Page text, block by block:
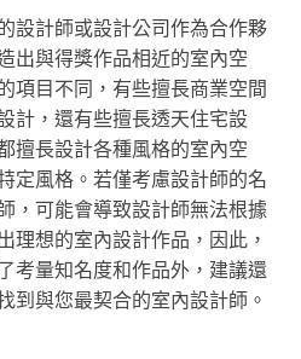
設計師或設計公司作為合作夥
出與得獎作品相近的室內空
項目不同，有些擅長商業空間
計，還有些擅長透天住宅設
擅長設計各種風格的室內空
定風格。若僅考慮設計師的名
，可能會導致設計師無法根據
理想的室內設計作品，因此，
考量知名度和作品外，建議還
到與您最契合的室內設計師。